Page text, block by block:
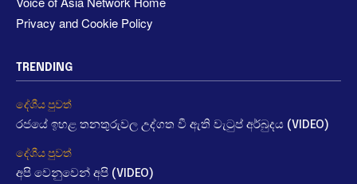
Privacy and Cookie Policy
TRENDING
දේශීය පුවත්
රජයේ ඉහළ තනතුරුවල උද්ගත වී ඇති වැටුප් අර්බුදය (VIDEO)
දේශීය පුවත්
අපි වෙනුවෙන් අපි (VIDEO)